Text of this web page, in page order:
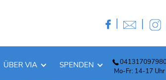
 | |
ÜBER VIA SPENDEN
041317097980
Mo-Fr: 14-17 Uhr